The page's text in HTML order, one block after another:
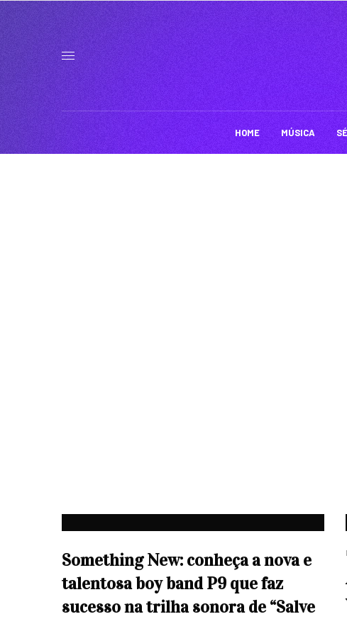
HOME MÚSICA
Something New: conheça a nova e
talentosa boy band P9 que faz
sucesso na trilha sonora de “Salve